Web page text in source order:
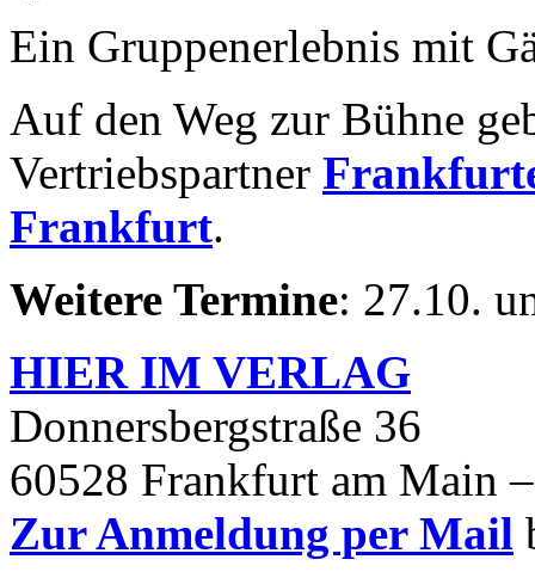
Ein Gruppenerlebnis mit
Auf den Weg zur Bühne
Vertriebspartner
Frankfurt.
Weitere Termine: 27.10.
HIER IM VERLAG
Donnersbergstraße 36
60528 Frankfurt am Main
Zur Anmeldung per Mail